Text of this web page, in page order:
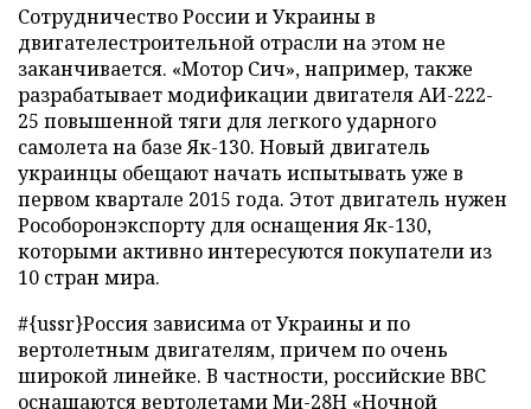
Сотрудничество России и Украины в
двигателестроительной отрасли на этом не
заканчивается. «Мотор Сич», например, также
разрабатывает модификации двигателя АИ-222-
25 повышенной тяги для легкого ударного
самолета на базе Як-130. Новый двигатель
украинцы обещают начать испытывать уже в
первом квартале 2015 года. Этот двигатель нужен
Рособоронэкспорту для оснащения Як-130,
которыми активно интересуются покупатели из
10 стран мира.
#{ussr}Россия зависима от Украины и по
вертолетным двигателям, причем по очень
широкой линейке. В частности, российские ВВС
оснащаются вертолетами Ми-28H «Ночной